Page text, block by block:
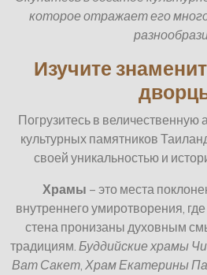
которое отражает его
Изучите
Погрузитесь в
культурных памятников
своей уникальностью и
Храмы – это места
внутреннего умиротворения,
стена пронизаны духовным
традициям. Буддийские храмы
Ват Сакет, Храм Екатерины